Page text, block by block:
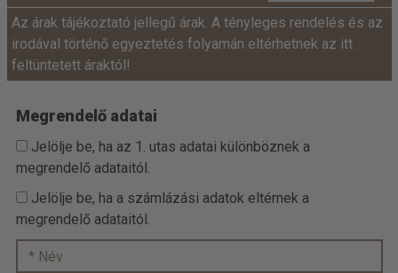
Az árak tájékoztató jellegű árak. A tényleges rendelés és az
irodával történő egyeztetés folyamán eltérhetnek az itt
feltüntetett áraktól!
Megrendelő adatai
Jelölje be, ha az 1. utas adatai különböznek a
megrendelő adataitól.
Jelölje be, ha a számlázási adatok eltérnek a
megrendelő adataitól.